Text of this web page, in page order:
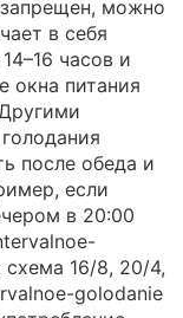
можно
в себя
часов и
окна питания
после обеда и
если
в 20:00
схема 16/8, 20/4,
golodanie